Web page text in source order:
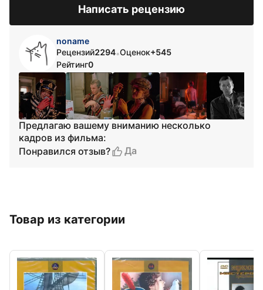
Написать рецензию
noname
Рецензий2294•Оценок+545
Рейтинг0
Предлагаю вашему вниманию несколько
кадров из фильма:
Понравился отзыв?
Да
Товар из категории